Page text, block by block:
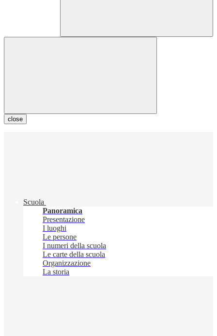
close
Scuola
Panoramica
Presentazione
I luoghi
Le persone
I numeri della scuola
Le carte della scuola
Organizzazione
La storia